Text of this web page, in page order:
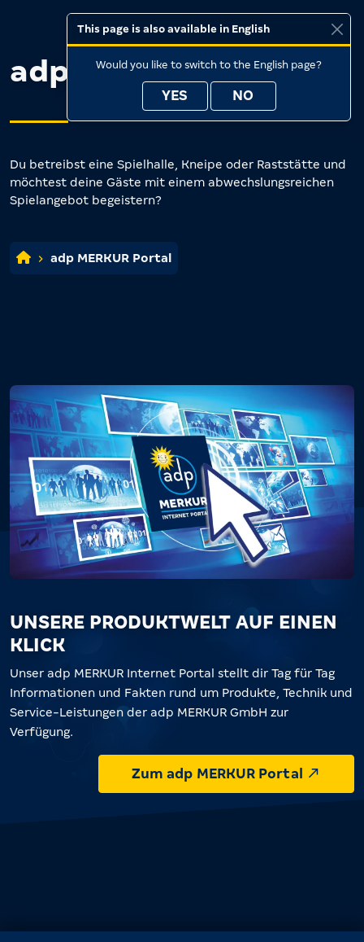
adp MERKUR Portal
Du betreibst eine Spielhalle, Kneipe oder Raststätte und
möchtest deine Gäste mit einem abwechslungsreichen
Spielangebot begeistern?
adp MERKUR Portal
UNSERE PRODUKTWELT AUF EINEN
KLICK
Unser adp MERKUR Internet Portal stellt dir Tag für Tag
Informationen und Fakten rund um Produkte, Technik und
Service-Leistungen der adp MERKUR GmbH zur
Verfügung.
Zum adp MERKUR Portal
This page is also available in English
Would you like to switch to the English page?
YES NO